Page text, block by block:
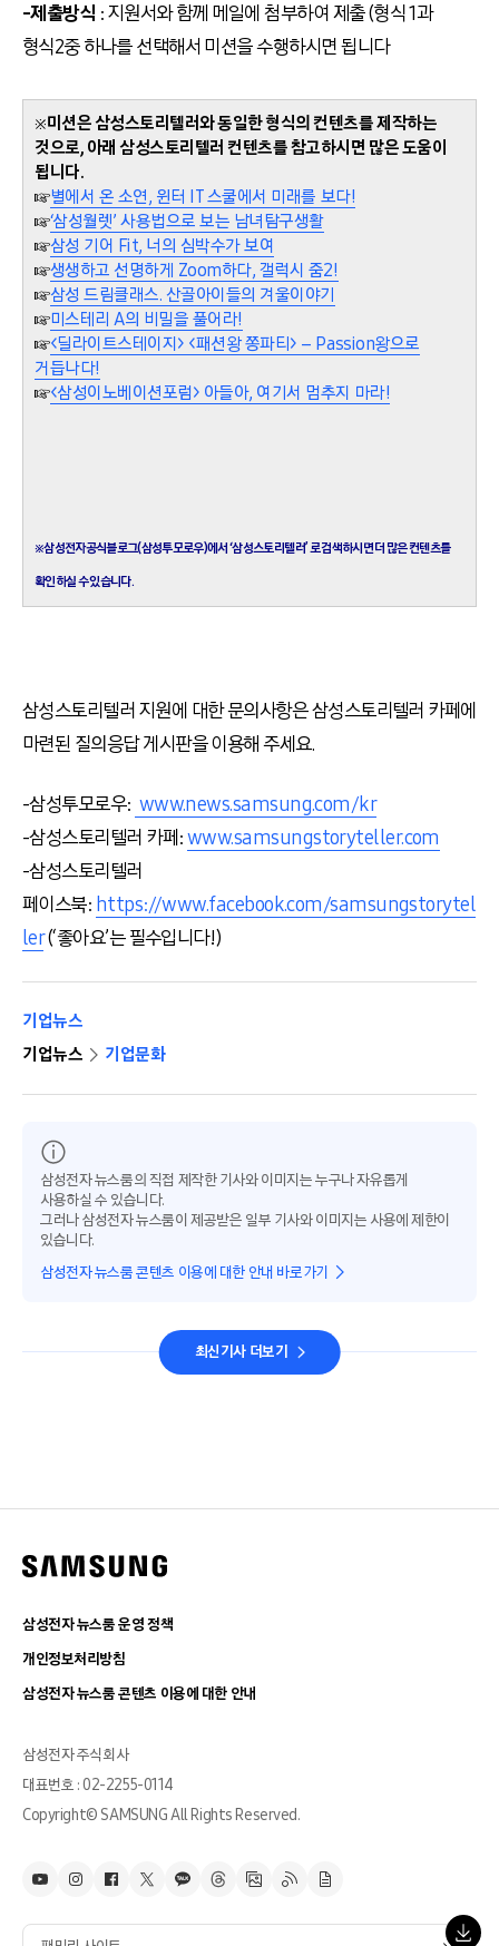
-제출방식 : 지원서와 함께 메일에 첨부하여 제출 (형식 1과
형식2중 하나를 선택해서 미션을 수행하시면 됩니다
※미션은 삼성스토리텔러와 동일한 형식의 컨텐츠를 제작하는
것으로, 아래 삼성스토리텔러 컨텐츠를 참고하시면 많은 도움이
됩니다.
☞별에서 온 소연, 윈터 IT 스쿨에서 미래를 보다!
☞‘삼성월렛’ 사용법으로 보는 남녀탐구생활
☞삼성 기어 Fit, 너의 심박수가 보여
☞생생하고 선명하게 Zoom하다, 갤럭시 줌2!
☞삼성 드림클래스. 산골아이들의 겨울이야기
☞미스테리 A의 비밀을 풀어라!
☞<딜라이트스테이지> <패션왕 쫑파티> – Passion왕으로
거듭나다!
☞<삼성이노베이션포럼> 아들아, 여기서 멈추지 마라!
※삼성전자공식블로그(삼성투모로우)에서 ‘삼성스토리텔러’ 로 검색하시면 더 많은 컨텐츠를
확인하실 수 있습니다.
삼성스토리텔러 지원에 대한 문의사항은 삼성스토리텔러 카페에
마련된 질의응답 게시판을 이용해 주세요.
-삼성투모로우: www.news.samsung.com/kr
-삼성스토리텔러 카페:www.samsungstoryteller.com
-삼성스토리텔러
페이스북: https://www.facebook.com/samsungstorytel
ler(‘좋아요’는 필수입니다!)
기업뉴스
기업뉴스
기업문화
삼성전자 뉴스룸의 직접 제작한 기사와 이미지는 누구나 자유롭게
사용하실 수 있습니다.
그러나 삼성전자 뉴스룸이 제공받은 일부 기사와 이미지는 사용에 제한이
있습니다.
삼성전자 뉴스룸 콘텐츠 이용에 대한 안내 바로가기
최신기사 더보기
삼성전자 뉴스룸 운영 정책
개인정보처리방침
삼성전자 뉴스룸 콘텐츠 이용에 대한 안내
삼성전자 주식회사
대표번호 : 02-2255-0114
Copyright© SAMSUNG All Rights Reserved.